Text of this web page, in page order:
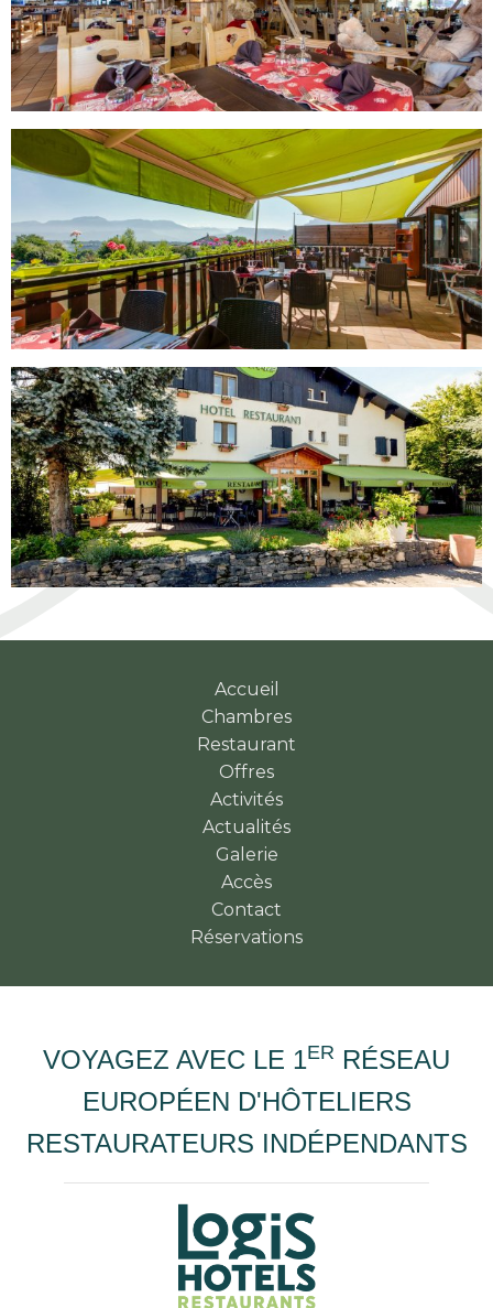
Accueil
Chambres
Restaurant
Offres
Activités
Actualités
Galerie
Accès
Contact
Réservations
VOYAGEZ AVEC LE 1ER RÉSEAU
EUROPÉEN D'HÔTELIERS
RESTAURATEURS INDÉPENDANTS